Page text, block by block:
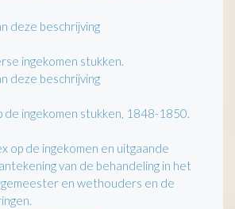
deze beschrijving
ingekomen stukken.
deze beschrijving
de ingekomen stukken, 1848-1850.
op de ingekomen en uitgaande
van de behandeling in het
en wethouders en de